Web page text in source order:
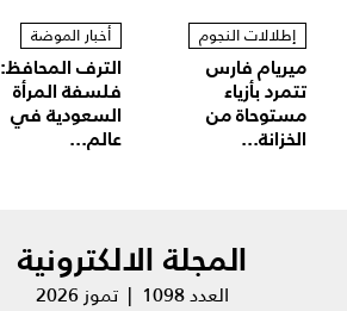
إطلالات النجوم
ميريام فارس
تتمرد بأزياء
مستوحاة من
الخزانة...
أخبار الموضة
الترف المحافظ:
فلسفة المرأة
السعودية في
عالم...
المجلة الالكترونية
العدد 1098 | تموز 2026